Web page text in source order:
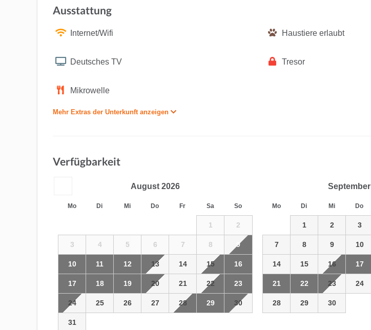
Ausstattung
Internet/Wifi Haustiere erlaubt
Deutsches TV Tresor
Mikrowelle
Mehr Extras der Unterkunft anzeigen
Verfügbarkeit
August 2026
Mo Di Mi Do Fr Sa So
1 2
3 4 5 6 7 8 9
10 11 12 13 14 15 16
17 18 19 20 21 22 23
24 25 26 27 28 29 30
31
September
Mo Di Mi Do
1 2 3
7 8 9 10
14 15 16 17
21 22 23 24
28 29 30